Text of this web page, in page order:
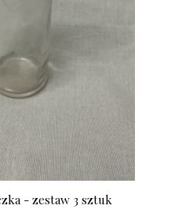
- zestaw 3 sztuk